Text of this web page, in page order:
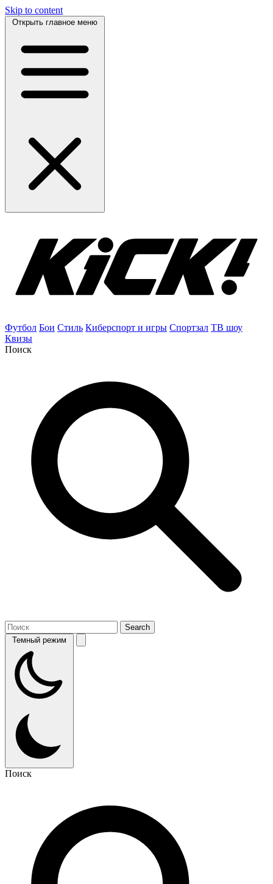
Skip to content
Открыть главное меню
Футбол Бои Стиль Киберспорт и игры Спортзал ТВ шоу
Квизы
Поиск
Темный режим
Поиск